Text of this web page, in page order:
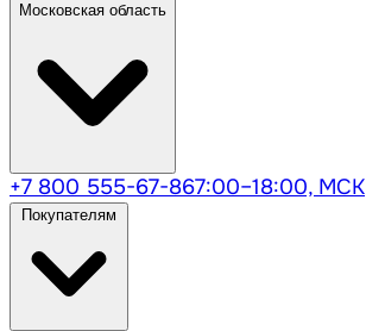
Московская область
+7 800 555-67-867:00–18:00, МСК